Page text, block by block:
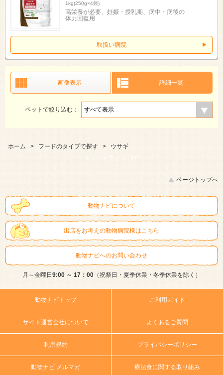
1kg(250g×4袋)
高栄養が必要、妊娠・授乳期、病中・病後の
体力回復用
取扱い病院
画像表示 詳細一覧
ペットで絞り込む：
ホーム > フードのタイプで探す >
ウサギ
スマートフォン |
PC
ページトップへ
動物ナビについて
出店をお考えの動物病院様はこちら
動物ナビへのお問い合わせ
月～金曜日9:00 ～ 17：00（祝祭日・夏季休業・冬季休業を除く）
動物ナビトップ ご利用ガイド
サイト運営会社について よくあるご質問
利用規約 プライバシーポリシー
動物ナビ メルマガ 療法食に関する取り組み